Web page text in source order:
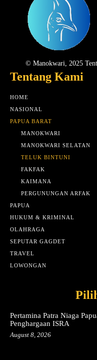
© Manokwari, 2025
Tentang Kami
HOME
NASIONAL
PAPUA BARAT
MANOKWARI
MANOKWARI SELATAN
TELUK BINTUNI
FAKFAK
KAIMANA
PERGUNUNGAN ARFAK
PAPUA
HUKUM & KRIMINAL
OLAHRAGA
SEPUTAR GAGDET
TRAVEL
LOWONGAN
Pertamina Patra Niaga
Penghargaan ISRA
August 8, 2026